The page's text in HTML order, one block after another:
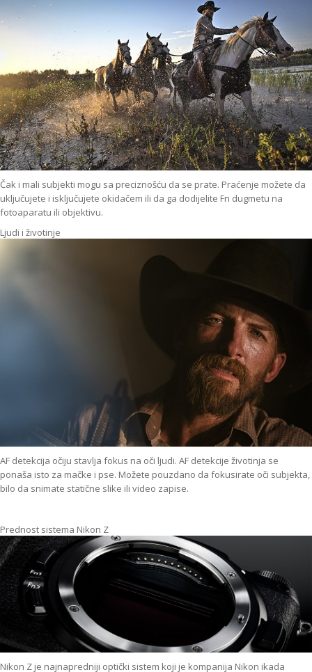
Čak i mali subjekti mogu sa preciznošću da se prate. Praćenje možete da
uključujete i isključujete okidačem ili da ga dodijelite Fn dugmetu na
fotoaparatu ili objektivu.
Ljudi i životinje
AF detekcija očiju stavlja fokus na oči ljudi. AF detekcije životinja se
ponaša isto za mačke i pse. Možete pouzdano da fokusirate oči subjekta,
bilo da snimate statične slike ili video zapise.
Prednost sistema Nikon Z
Nikon Z je najnapredniji optički sistem koji je kompanija Nikon ikada